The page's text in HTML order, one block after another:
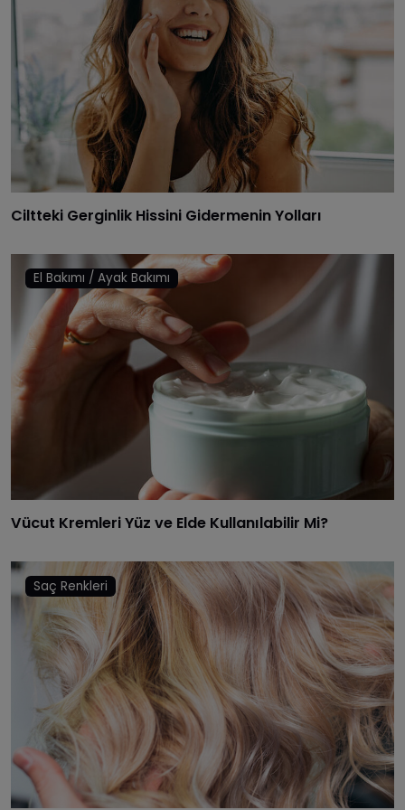
Ciltteki Gerginlik Hissini Gidermenin Yolları
El Bakımı / Ayak Bakımı
Vücut Kremleri Yüz ve Elde Kullanılabilir Mi?
Saç Renkleri